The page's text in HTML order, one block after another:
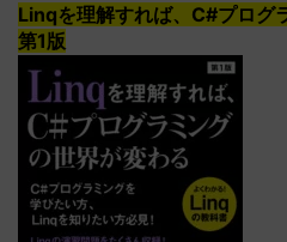
Linqを理解すれば、C#プログ
第1版